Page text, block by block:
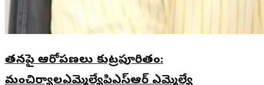
తనపై ఆరోపణలు కుట్రపూరితం:
మంచిర్యాలఎమ్మెల్యేపిఎస్ఆర్ ఎమ్మెల్యే